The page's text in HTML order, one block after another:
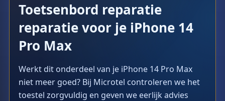
Toetsenbord reparatie
reparatie voor je iPhone 14
Pro Max
Werkt dit onderdeel van je iPhone 14 Pro Max
niet meer goed? Bij Microtel controleren we het
toestel zorgvuldig en geven we eerlijk advies